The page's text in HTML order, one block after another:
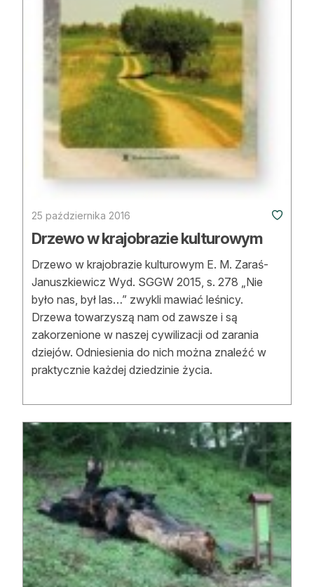
25 października 2016
Drzewo w krajobrazie kulturowym
Drzewo w krajobrazie kulturowym E. M. Zaraś-
Januszkiewicz Wyd. SGGW 2015, s. 278 „Nie
było nas, był las…” zwykli mawiać leśnicy.
Drzewa towarzyszą nam od zawsze i są
zakorzenione w naszej cywilizacji od zarania
dziejów. Odniesienia do nich można znaleźć w
praktycznie każdej dziedzinie życia.